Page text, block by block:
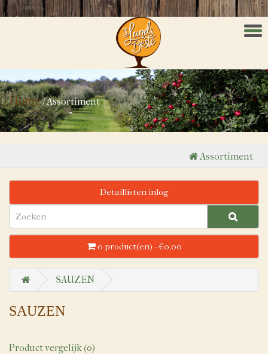
Home/Assortiment
Assortiment
Detaillisten inlog
0 product(en) - €0,00
SAUZEN
SAUZEN
Product vergelijk (0)